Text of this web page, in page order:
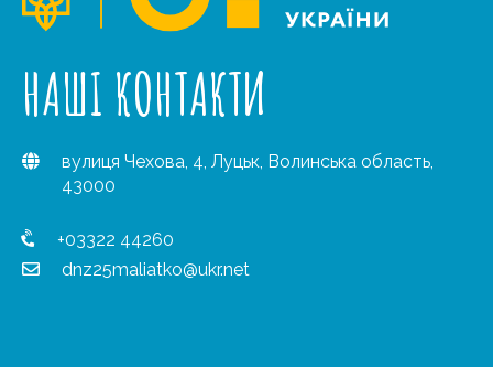
НАШІ КОНТАКТИ
вулиця Чехова, 4, Луцьк, Волинська область,
43000
+03322 44260
dnz25maliatko@ukr.net